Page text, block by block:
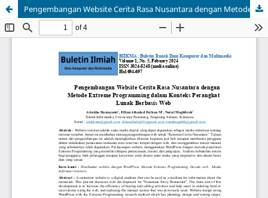
Pengembangan Website Cerita Rasa Nusantara dengan Metode Extreme Programming dalam Konteks Perangkat Lunak Berbasis Web